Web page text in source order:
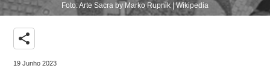
Foto: Arte Sacra by Marko Rupnik | Wikipedia
share
19 Junho 2023